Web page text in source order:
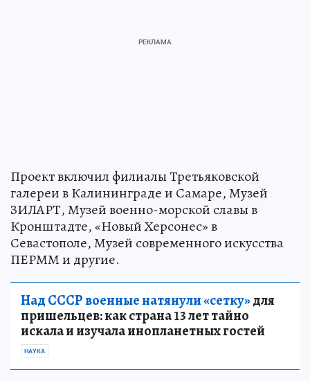
Проект включил филиалы Третьяковской
галереи в Калининграде и Самаре, Музей
ЗИЛАРТ, Музей военно-морской славы в
Кронштадте, «Новый Херсонес» в
Севастополе, Музей современного искусства
ПЕРММ и другие.
Над СССР военные натянули «сетку»для
пришельцев: как страна 13 лет тайно
искала и изучала инопланетных гостей
НАУКА